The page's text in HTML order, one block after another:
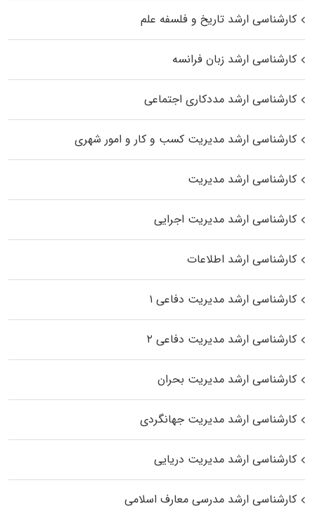
کارشناسی ارشد تاریخ و فلسفه علم
کارشناسی ارشد زبان فرانسه
کارشناسی ارشد مددکاری اجتماعی
کارشناسی ارشد مدیریت کسب و کار و امور شهری
کارشناسی ارشد مدیریت
کارشناسی ارشد مدیریت اجرایی
کارشناسی ارشد اطلاعات
کارشناسی ارشد مدیریت دفاعی ۱
کارشناسی ارشد مدیریت دفاعی ۲
کارشناسی ارشد مدیریت بحران
کارشناسی ارشد مدیریت جهانگردی
کارشناسی ارشد مدیریت دریایی
کارشناسی ارشد مدرسی معارف اسلامی